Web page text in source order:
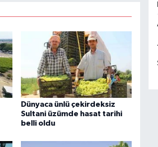
Dünyaca ünlü çekirdeksiz
Sultani üzümde hasat tarihi
belli oldu